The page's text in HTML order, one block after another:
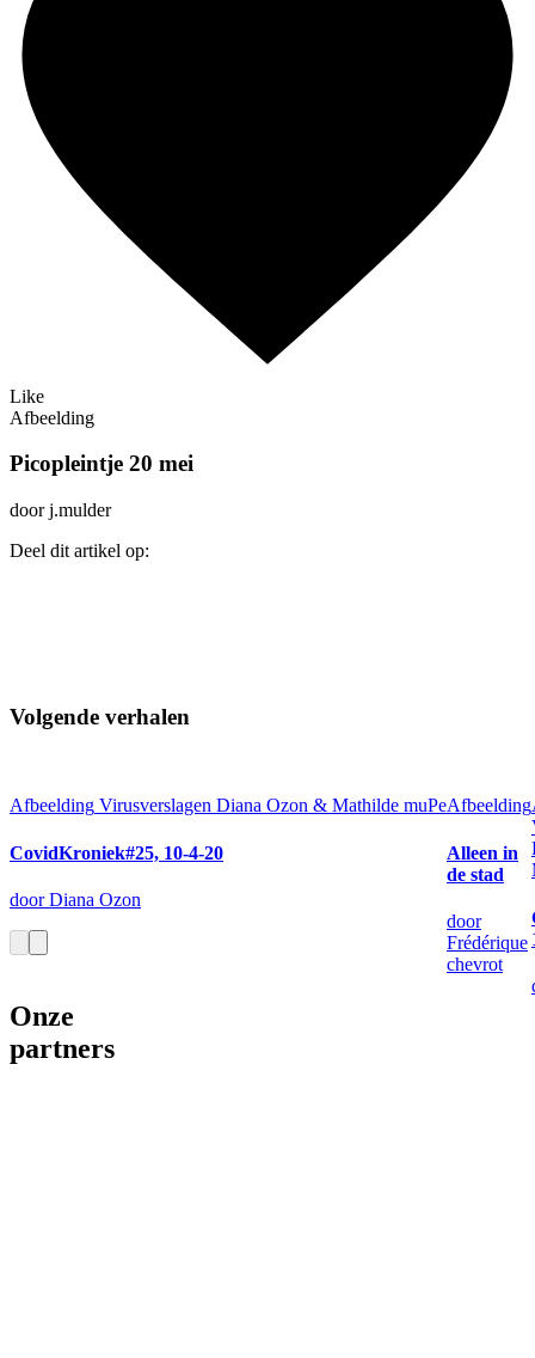
Like
Afbeelding
Picopleintje 20 mei
door j.mulder
Deel dit artikel op:
Volgende verhalen
Afbeelding Virusverslagen Diana Ozon & Mathilde muPe
CovidKroniek#25, 10-4-20
door Diana Ozon
Afbeelding
Alleen in
de stad
door
Frédérique
chevrot
Onze
partners